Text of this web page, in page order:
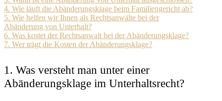
4. Wie läuft die Abänderungsklage beim Familiengericht ab?
5. Wie helfen wir Ihnen als Rechtsanwälte bei der
Abänderung von Unterhalt?
6. Was kostet der Rechtsanwalt bei der Abänderungsklage?
7. Wer trägt die Kosten der Abänderungsklage?
1. Was versteht man unter einer
Abänderungsklage im Unterhaltsrecht?